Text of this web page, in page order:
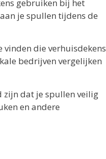
gebruiken bij het
je spullen tijdens de
die verhuisdekens
bedrijven vergelijken
zijn dat je spullen veilig
en andere